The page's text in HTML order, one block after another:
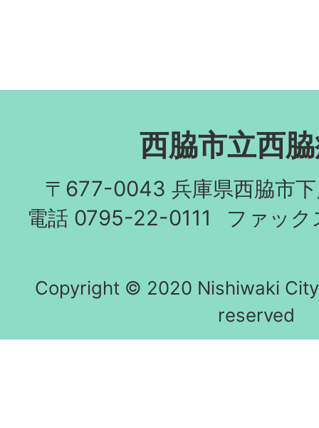
西脇市立西
〒677-0043 兵庫県西脇市
電話 0795-22-0111
ファッ
Copyright © 2020 Nishiwaki
reserved